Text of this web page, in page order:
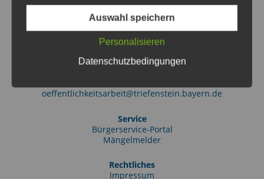
97855 Triefenstein OT Lengfurt
(09395) 97010
info@triefenstein.bayern.de
Friedrich-Ebert-Str. 38
oeffentlichkeitsarbeit@triefenstein.bayern.de
Service
Bürgerservice-Portal
Mängelmelder
Rechtliches
Impressum
Auswahl speichern
Personalisieren
Datenschutzbedingungen